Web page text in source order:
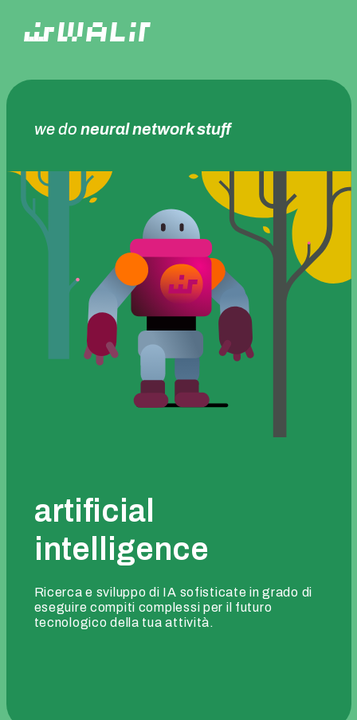
we do neural network stuff
artificial
intelligence
Ricerca e sviluppo di IA sofisticate in grado di
eseguire compiti complessi per il futuro
tecnologico della tua attività.